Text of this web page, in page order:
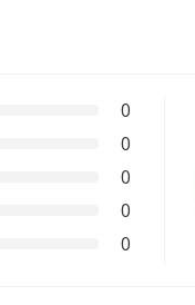
0
0
0
0
0